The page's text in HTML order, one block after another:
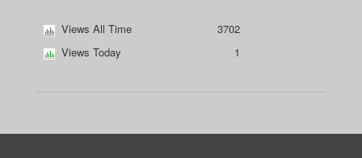
Views All Time
3702
Views Today
1